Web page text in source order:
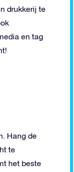
drukkerij te
en tag
Hang de
te
het beste